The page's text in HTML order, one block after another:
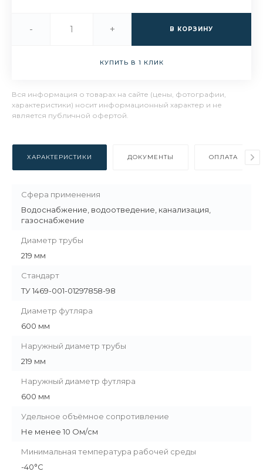
- + В КОРЗИНУ
КУПИТЬ В 1 КЛИК
Вся информация о товарах на сайте (цены, фотографии,
характеристики) носит информационный характер и не
является публичной офертой.
ХАРАКТЕРИСТИКИ ДОКУМЕНТЫ ОПЛАТА
Сфера применения
Водоснабжение, водоотведение, канализация,
газоснабжение
Диаметр трубы
219 мм
Стандарт
ТУ 1469-001-01297858-98
Диаметр футляра
600 мм
Наружный диаметр трубы
219 мм
Наружный диаметр футляра
600 мм
Удельное объёмное сопротивление
Не менее 10 Ом/см
Минимальная температура рабочей среды
-40°С